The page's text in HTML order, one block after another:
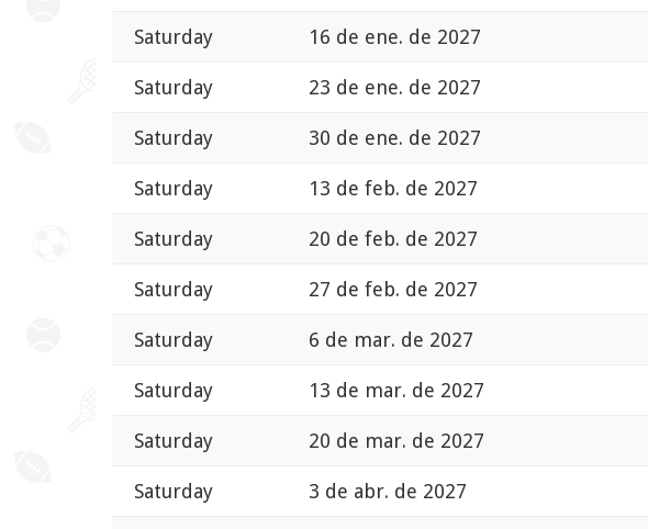
Saturday 16 de ene. de 2027
Saturday 23 de ene. de 2027
Saturday 30 de ene. de 2027
Saturday 13 de feb. de 2027
Saturday 20 de feb. de 2027
Saturday 27 de feb. de 2027
Saturday 6 de mar. de 2027
Saturday 13 de mar. de 2027
Saturday 20 de mar. de 2027
Saturday 3 de abr. de 2027